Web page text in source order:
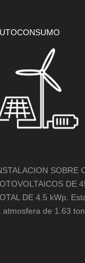
SOBRE
DE
DE 4.5 kWp.
atmosfera de 1.63